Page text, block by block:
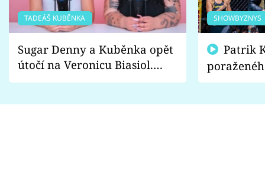
TADEÁŠ KUBĚNKA
Sugar Denny a Kuběnka opět
útočí na Veronicu Biasiol.
Proč je podle nich falešná a
SHOWBYZNYS
fanoušci